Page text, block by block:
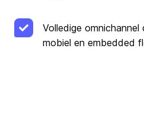
Volledige
mobiel en embedded